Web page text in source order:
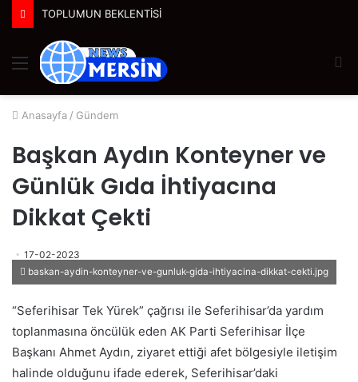
TOPLUMUN BEKLENTİSİ
Menü
Anasayfa / Gündem
Başkan Aydın Konteyner ve
Günlük Gıda İhtiyacına
Dikkat Çekti
17-02-2023
baskan-aydin-konteyner-ve-gunluk-gida-ihtiyacina-dikkat-cekti.jpg
“Seferihisar Tek Yürek” çağrısı ile Seferihisar’da yardım
toplanmasına öncülük eden AK Parti Seferihisar İlçe
Başkanı Ahmet Aydın, ziyaret ettiği afet bölgesiyle iletişim
halinde olduğunu ifade ederek, Seferihisar’daki